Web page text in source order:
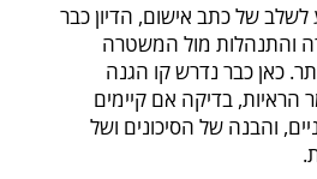
לשלב של כתב אישום, הדיון כבר
והתנהלות מול המשטרה
כאן כבר נדרש קו הגנה
הראיות, בדיקה אם קיימים
והבנה של הסיכונים ושל